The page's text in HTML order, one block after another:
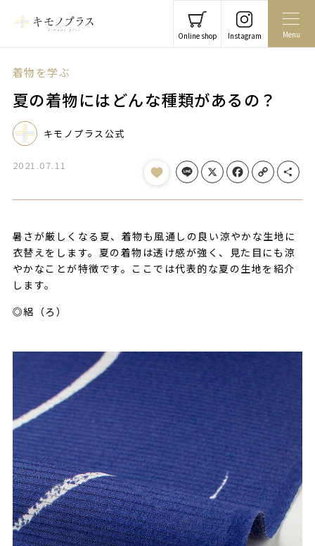
Online shop Instagram Menu
着物を学ぶ
夏の着物にはどんな種類があるの？
キモノプラス公式
2021.07.11 Line X Facebook Copy Link Share
暑さが厳しくなる夏、着物も風通しの良い涼やかな生地に
衣替えをします。夏の着物は透け感が強く、見た目にも涼
やかなことが特徴です。ここでは代表的な夏の生地を紹介
します。
◎絽（ろ）